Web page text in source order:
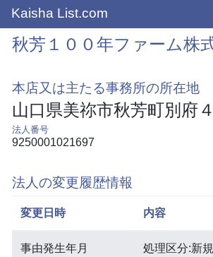
Kaisha List.com
秋芳１００年ファーム株
本店又は主たる事務所の所在地
山口県美祢市秋芳町別府
法人番号
9250001021697
法人の変更履歴情報
変更日時 内容
事由発生年月
処理区分:新規